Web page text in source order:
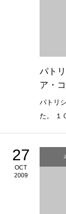
パト
ア・
パトリ
た。 １
27
OCT
2009